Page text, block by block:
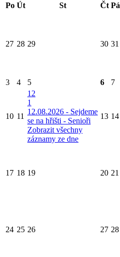
Po Út St Čt Pá
27 28 29 30 31
3 4 5 6 7
10 11
12
1
12.08.2026 - Sejdeme
se na hřišti - Senioři
Zobrazit všechny
záznamy ze dne
13 14
17 18 19 20 21
24 25 26 27 28